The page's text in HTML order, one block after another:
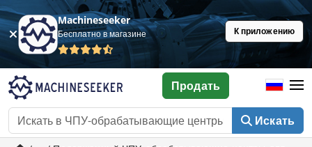
Machineseeker
Бесплатно в магазине К приложению
Искать
Продать